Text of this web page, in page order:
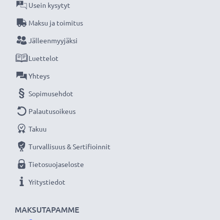
takuu!
MAKSUTAPAMME
Usein kysytyt
Maksu ja toimitus
Jälleenmyyjäksi
Luettelot
Yhteys
Sopimusehdot
Palautusoikeus
Takuu
Turvallisuus & Sertifioinnit
Tietosuojaseloste
Yritystiedot